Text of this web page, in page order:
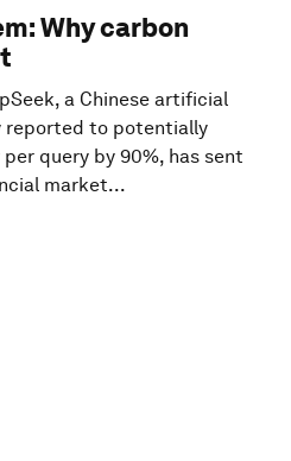
Why carbon
a Chinese artificial
reported to potentially
query by 90%, has sent
market...